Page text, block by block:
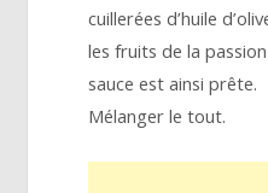
cuillerées d’huile
les fruits de la
sauce est ainsi prête.
Mélanger le tout.